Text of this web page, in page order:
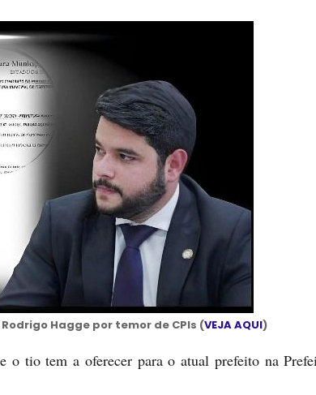
Hagge por temor de CPIs (VEJA AQUI)
tio tem a oferecer para o atual prefeito na